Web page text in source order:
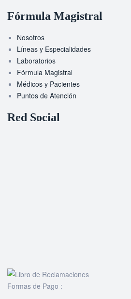
Fórmula Magistral
Nosotros
Líneas y Especialidades
Laboratorios
Fórmula Magistral
Médicos y Pacientes
Puntos de Atención
Red Social
Formas de Pago :